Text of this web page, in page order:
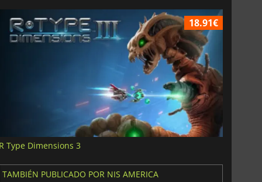
18.91€
R Type Dimensions 3
TAMBIÉN PUBLICADO POR NIS AMERICA